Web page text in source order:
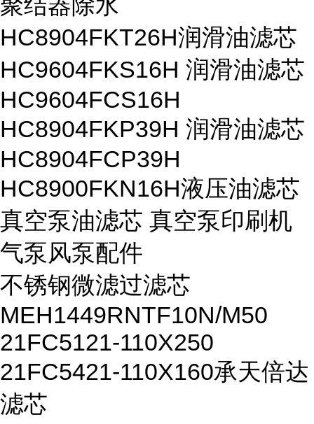
HC8904FKT26H润滑油滤芯
HC9604FKS16H 润滑油滤芯
HC9604FCS16H
HC8904FKP39H 润滑油滤芯
HC8904FCP39H
HC8900FKN16H液压油滤芯
真空泵油滤芯 真空泵印刷机
气泵风泵配件
不锈钢微滤过滤芯
MEH1449RNTF10N/M50
21FC5121-110X250
21FC5421-110X160承天倍达
滤芯